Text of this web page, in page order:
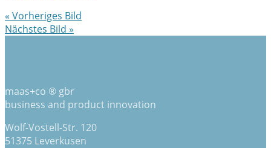
« Vorheriges Bild
Nächstes Bild »
maas+co ® gbr
business and product innovation
Wolf-Vostell-Str. 120
51375 Leverkusen